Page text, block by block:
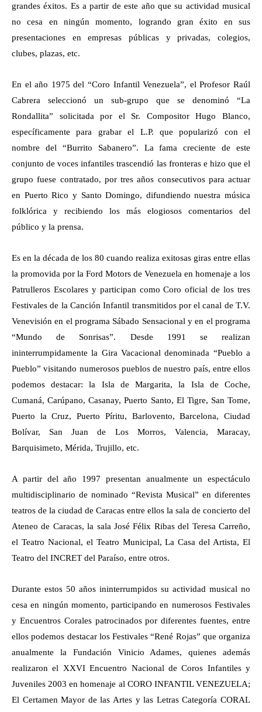
grandes éxitos. Es a partir de este año que su actividad musical
no cesa en ningún momento, logrando gran éxito en sus
presentaciones en empresas públicas y privadas, colegios,
clubes, plazas, etc.
En el año 1975 del “Coro Infantil Venezuela”, el Profesor Raúl
Cabrera seleccionó un sub-grupo que se denominó “La
Rondallita” solicitada por el Sr. Compositor Hugo Blanco,
específicamente para grabar el L.P. que popularizó con el
nombre del “Burrito Sabanero”. La fama creciente de este
conjunto de voces infantiles trascendió las fronteras e hizo que el
grupo fuese contratado, por tres años consecutivos para actuar
en Puerto Rico y Santo Domingo, difundiendo nuestra música
folklórica y recibiendo los más elogiosos comentarios del
público y la prensa.
Es en la década de los 80 cuando realiza exitosas giras entre ellas
la promovida por la Ford Motors de Venezuela en homenaje a los
Patrulleros Escolares y participan como Coro oficial de los tres
Festivales de la Canción Infantil transmitidos por el canal de T.V.
Venevisión en el programa Sábado Sensacional y en el programa
“Mundo de Sonrisas”. Desde 1991 se realizan
ininterrumpidamente la Gira Vacacional denominada “Pueblo a
Pueblo” visitando numerosos pueblos de nuestro país, entre ellos
podemos destacar: la Isla de Margarita, la Isla de Coche,
Cumaná, Carúpano, Casanay, Puerto Santo, El Tigre, San Tome,
Puerto la Cruz, Puerto Píritu, Barlovento, Barcelona, Ciudad
Bolívar, San Juan de Los Morros, Valencia, Maracay,
Barquisimeto, Mérida, Trujillo, etc.
A partir del año 1997 presentan anualmente un espectáculo
multidisciplinario de nominado “Revista Musical” en diferentes
teatros de la ciudad de Caracas entre ellos la sala de concierto del
Ateneo de Caracas, la sala José Félix Ribas del Teresa Carreño,
el Teatro Nacional, el Teatro Municipal, La Casa del Artista, El
Teatro del INCRET del Paraíso, entre otros.
Durante estos 50 años ininterrumpidos su actividad musical no
cesa en ningún momento, participando en numerosos Festivales
y Encuentros Corales patrocinados por diferentes fuentes, entre
ellos podemos destacar los Festivales “René Rojas” que organiza
anualmente la Fundación Vinicio Adames, quienes además
realizaron el XXVI Encuentro Nacional de Coros Infantiles y
Juveniles 2003 en homenaje al CORO INFANTIL VENEZUELA;
El Certamen Mayor de las Artes y las Letras Categoría CORAL